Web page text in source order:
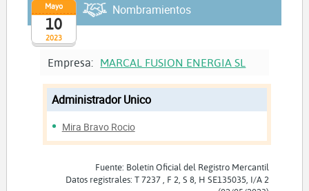
2023
Mayo
10
Nombramientos
Empresa: MARCAL FUSION ENERGIA SL
Administrador Unico
Mira Bravo Rocio
Fuente: Boletín Oficial del Registro Mercantil
Datos registrales: T 7237 , F 2, S 8, H SE135035, I/A 2